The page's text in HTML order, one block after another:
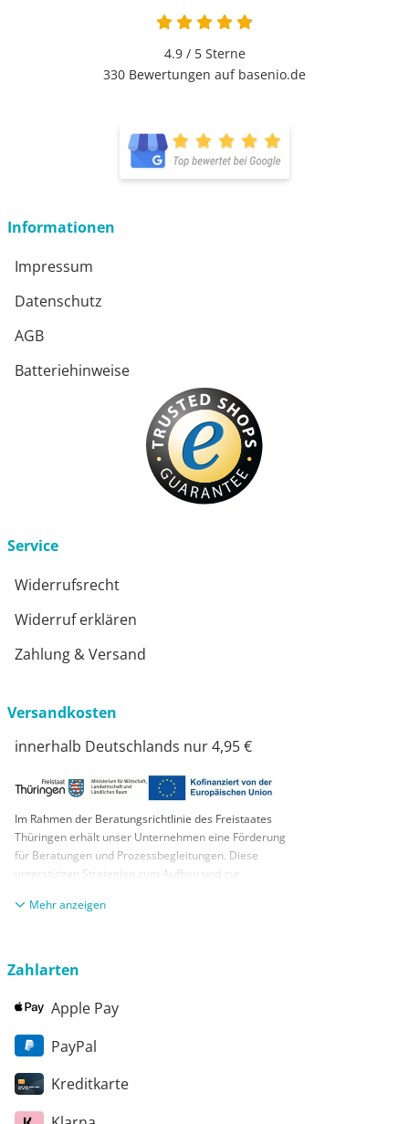
4.9 von 5
4.9 / 5Sterne
330 Bewertungen auf basenio.de
öffnet in neuem Fenster
Informationen
Impressum
Datenschutz
AGB
Batteriehinweise
Service
Widerrufsrecht
Widerruf erklären
Zahlung & Versand
Versandkosten
innerhalb Deutschlands nur 4,95 €
Im Rahmen der Beratungsrichtlinie des Freistaates
Thüringen erhält unser Unternehmen eine Förderung
für Beratungen und Prozessbegleitungen. Diese
unterstützen Strategien zum Aufbau und zur
KMUs. Die daraus resultierenden Ergebnisse und
aus Mitteln des Europäischen Sozialfonds Plus und
anzeigen
Zahlarten
Apple Pay
PayPal
Kreditkarte